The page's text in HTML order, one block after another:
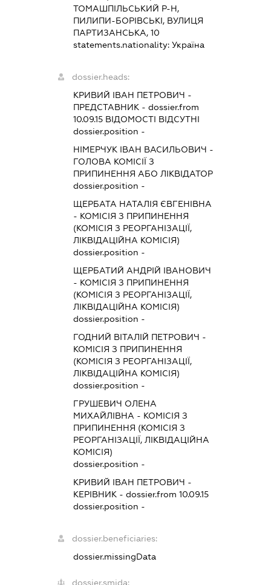
ТОМАШПІЛЬСЬКИЙ Р-Н,
ПИЛИПИ-БОРІВСЬКІ, ВУЛИЦЯ
ПАРТИЗАНСЬКА, 10
statements.nationality:Україна
dossier.heads:
КРИВИЙ ІВАН ПЕТРОВИЧ -
ПРЕДСТАВНИК - dossier.from
10.09.15 ВІДОМОСТІ ВІДСУТНІ
dossier.position -
НІМЕРЧУК ІВАН ВАСИЛЬОВИЧ -
ГОЛОВА КОМІСІЇ З
ПРИПИНЕННЯ АБО ЛІКВІДАТОР
dossier.position -
ЩЕРБАТА НАТАЛІЯ ЄВГЕНІВНА
- КОМІСІЯ З ПРИПИНЕННЯ
(КОМІСІЯ З РЕОРГАНІЗАЦІЇ,
ЛІКВІДАЦІЙНА КОМІСІЯ)
dossier.position -
ЩЕРБАТИЙ АНДРІЙ ІВАНОВИЧ
- КОМІСІЯ З ПРИПИНЕННЯ
(КОМІСІЯ З РЕОРГАНІЗАЦІЇ,
ЛІКВІДАЦІЙНА КОМІСІЯ)
dossier.position -
ГОДНИЙ ВІТАЛІЙ ПЕТРОВИЧ -
КОМІСІЯ З ПРИПИНЕННЯ
(КОМІСІЯ З РЕОРГАНІЗАЦІЇ,
ЛІКВІДАЦІЙНА КОМІСІЯ)
dossier.position -
ГРУШЕВИЧ ОЛЕНА
МИХАЙЛІВНА - КОМІСІЯ З
ПРИПИНЕННЯ (КОМІСІЯ З
РЕОРГАНІЗАЦІЇ, ЛІКВІДАЦІЙНА
КОМІСІЯ)
dossier.position -
КРИВИЙ ІВАН ПЕТРОВИЧ -
КЕРІВНИК - dossier.from 10.09.15
dossier.position -
dossier.beneficiaries:
dossier.missingData
dossier.smida: